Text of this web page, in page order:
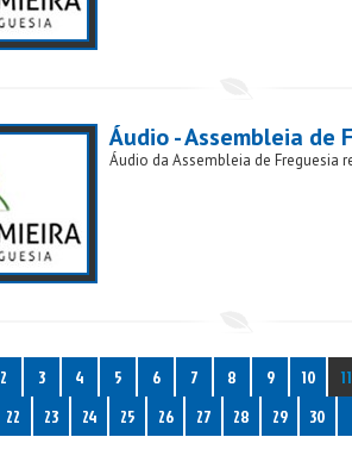
Áudio - Assembleia de
Áudio da Assembleia de Freguesia
2 3 4 5 6 7 8 9 10
11
22 23 24 25 26 27 28 29 30